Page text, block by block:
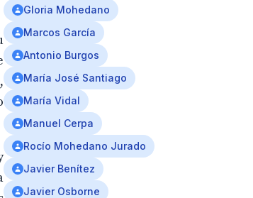
Gloria Mohedano
Marcos García
Antonio Burgos
María José Santiago
María Vidal
Manuel Cerpa
Rocío Mohedano Jurado
Javier Benítez
Javier Osborne